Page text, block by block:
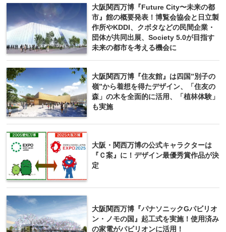
大阪関西万博『Future City〜未来の都
市』館の概要発表！博覧会協会と日立製
作所やKDDI、クボタなどの民間企業・
団体が共同出展、Society 5.0が目指す
未来の都市を考える機会に
大阪関西万博『住友館』は四国”別子の
嶺”から着想を得たデザイン、「住友の
森」の木を全面的に活用、「植林体験」
も実施
大阪・関西万博の公式キャラクターは
『Ｃ案』に！デザイン最優秀賞作品が決
定
大阪関西万博『パナソニックGパビリオ
ン・ノモの国』起工式を実施！使用済み
の家電がパビリオンに活用！